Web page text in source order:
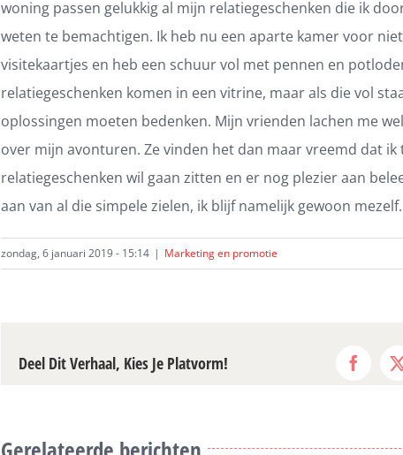
woning passen gelukkig al mijn relatiegeschenken die ik
weten te bemachtigen. Ik heb nu een aparte kamer voor
visitekaartjes en heb een schuur vol met pennen en
relatiegeschenken komen in een vitrine, maar als die vol
oplossingen moeten bedenken. Mijn vrienden lachen me
over mijn avonturen. Ze vinden het dan maar vreemd dat
relatiegeschenken wil gaan zitten en er nog plezier aan
aan van al die simpele zielen, ik blijf namelijk gewoon mezelf.
zondag, 6 januari 2019 - 15:14 | Marketing en promotie
Deel Dit Verhaal, Kies Je Platvorm!